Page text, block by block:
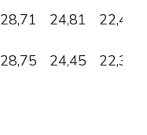
28,71 24,81
22,45
28,75 24,45 22,33